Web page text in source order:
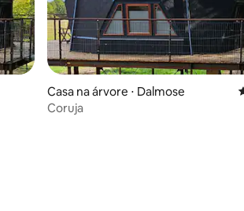
Casa na árvore ⋅ Dalmose
Coruja